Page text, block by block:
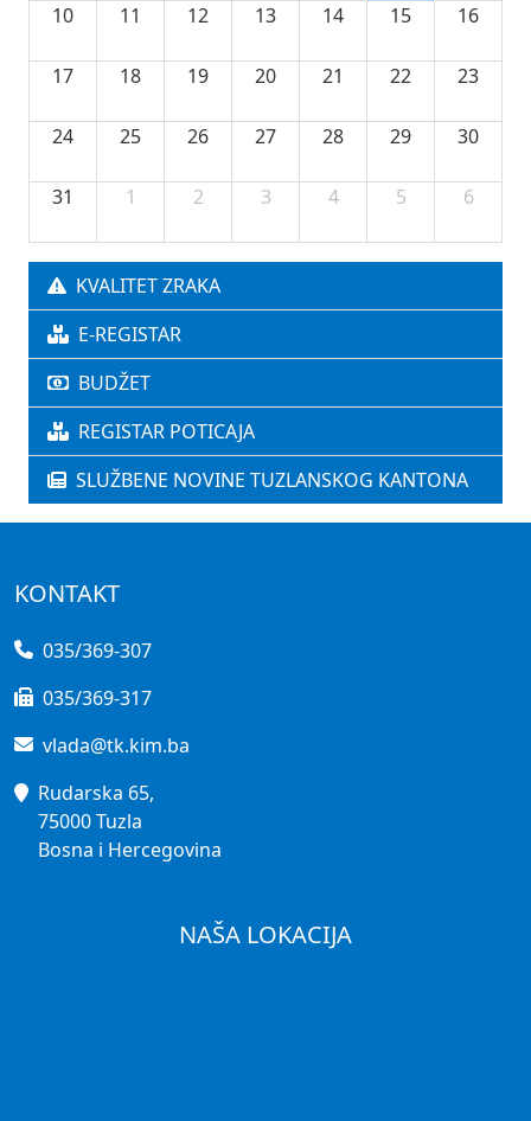
10 11 12 13 14 15 16
17 18 19 20 21 22 23
24 25 26 27 28 29 30
31 1 2 3 4 5 6
KVALITET ZRAKA
E-REGISTAR
BUDŽET
REGISTAR POTICAJA
SLUŽBENE NOVINE TUZLANSKOG KANTONA
KONTAKT
035/369-307
035/369-317
vlada@tk.kim.ba
Rudarska 65,
75000 Tuzla
Bosna i Hercegovina
NAŠA LOKACIJA